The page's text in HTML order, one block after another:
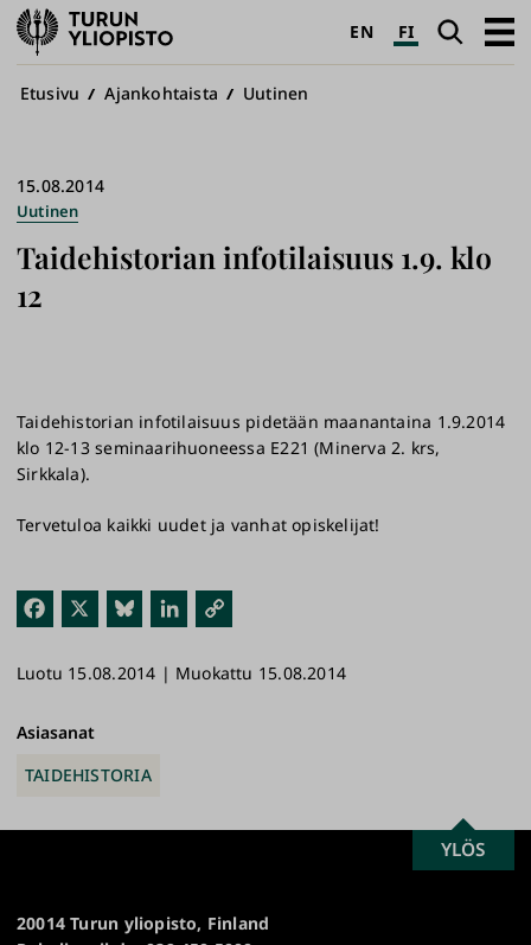
Turun
yliopisto
EN FI Haku
Avaa
Murupolku
Etusivu Ajankohtaista Uutinen
Taidehistorian infotilaisuus 1.9. klo
12
15.08.2014
Uutinen
Fac
ok
Blu
y
Link
n
link
​Taidehistorian infotilaisuus pidetään maanantaina 1.9.2014
klo 12-13 seminaarihuoneessa E221 (Minerva 2. krs,
Sirkkala).
Tervetuloa kaikki uudet ja vanhat opiskelijat!
Luotu 15.08.2014 | Muokattu 15.08.2014
Asiasanat
TAIDEHISTORIA
20014 Turun yliopisto, Finland
SCROLL
TO
YLÖS